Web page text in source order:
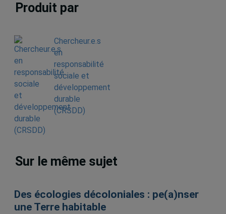
Produit par
Chercheur.e.s
en
responsabilité
sociale et
développement
durable
(CRSDD)
Sur le même sujet
Des écologies décoloniales : pe(a)nser
une Terre habitable